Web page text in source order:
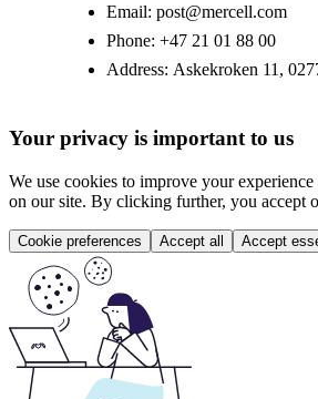
Email: post@mercell.com
Phone: +47 21 01 88 00
Address: Askekroken 11,
Your privacy is important to us
We use cookies to improve your experience
on our site. By clicking further, you accept
Cookie preferences Accept all Accept